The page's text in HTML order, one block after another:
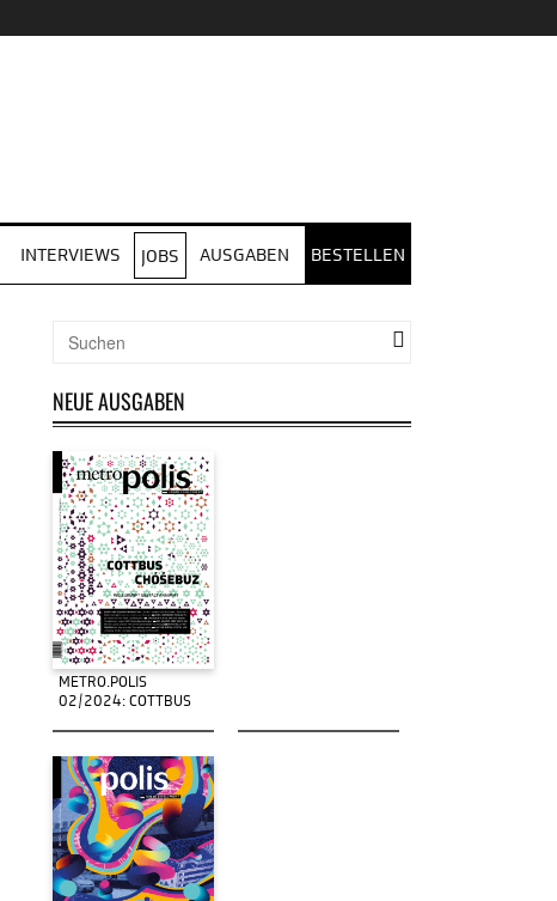
INTERVIEWS JOBS AUSGABEN BESTELLEN
NEUE AUSGABEN
METRO.POLIS
02/2024: COTTBUS